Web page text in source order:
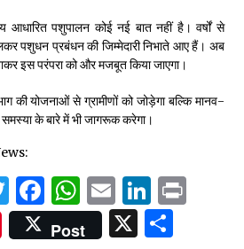
आधारित पशुपालन कोई नई बात नहीं है। वर्षों से
पशुधन प्रबंधन की जिम्मेदारी निभाते आए हैं। अब
इस परंपरा को और मजबूत किया जाएगा।
की योजनाओं से ग्रामीणों को जोड़ेगा बल्कि मानव-
के बारे में भी जागरूक करेगा।
Twitter
Facebook
WhatsApp
Email
Post X